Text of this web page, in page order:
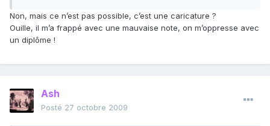
Non, mais ce n’est pas possible, c’est une caricature ?
Ouille, il m’a frappé avec une mauvaise note, on m’oppresse avec
un diplôme !
Ash
Posté 27 octobre 2009